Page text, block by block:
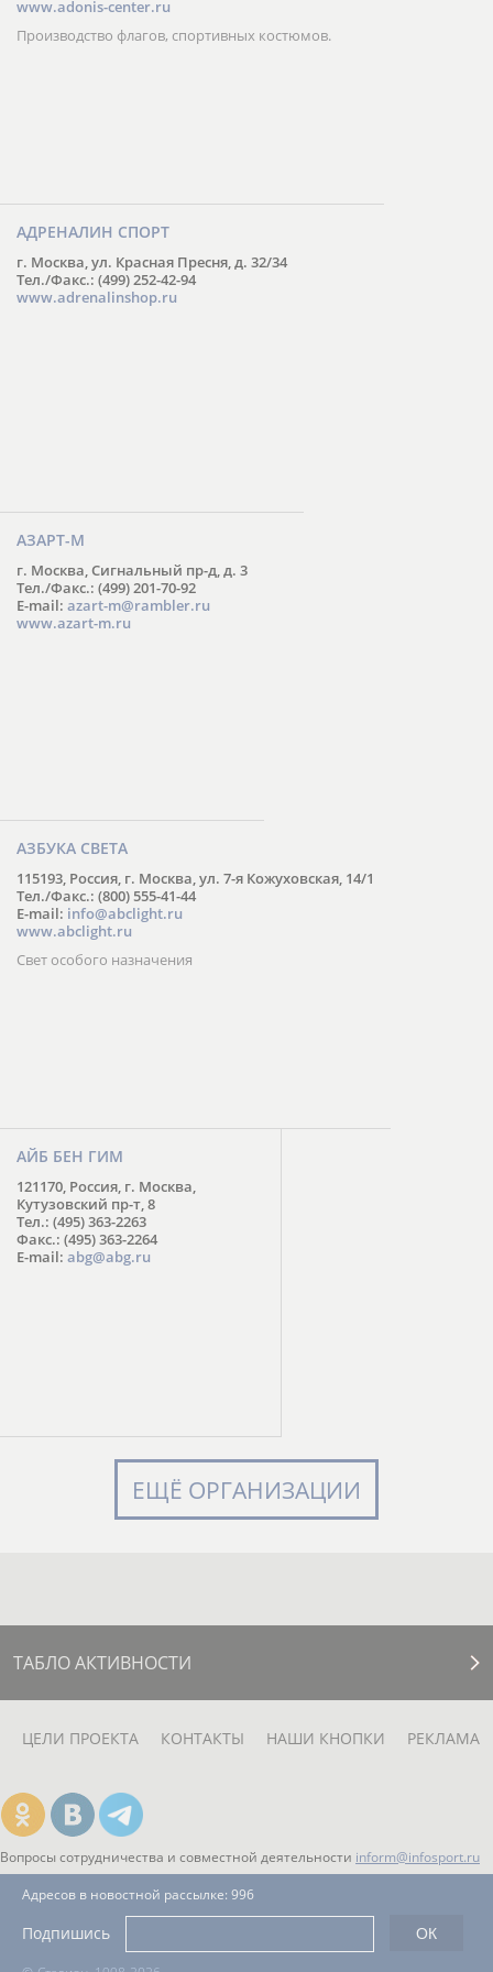
www.adonis-center.ru
Производство флагов, спортивных костюмов.
АДРЕНАЛИН СПОРТ
г. Москва, ул. Красная Пресня, д. 32/34
Тел./Факс.: (499) 252-42-94
www.adrenalinshop.ru
АЗАРТ-М
г. Москва, Сигнальный пр-д, д. 3
Тел./Факс.: (499) 201-70-92
E-mail: azart-m@rambler.ru
www.azart-m.ru
АЗБУКА СВЕТА
115193, Россия, г. Москва, ул. 7-я Кожуховская, 14/1
Тел./Факс.: (800) 555-41-44
E-mail: info@abclight.ru
www.abclight.ru
Свет особого назначения
АЙБ БЕН ГИМ
121170, Россия, г. Москва,
Кутузовский пр-т, 8
Тел.: (495) 363-2263
Факс.: (495) 363-2264
E-mail: abg@abg.ru
ЕЩЁ ОРГАНИЗАЦИИ
ТАБЛО АКТИВНОСТИ
ЦЕЛИ ПРОЕКТА КОНТАКТЫ НАШИ КНОПКИ РЕКЛАМА
Вопросы сотрудничества и совместной деятельности inform@infosport.ru
Адресов в новостной рассылке: 996
Подпишись